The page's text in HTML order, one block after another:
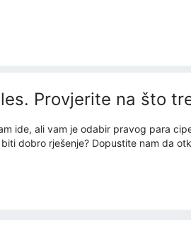
Provjerite na što
ide, ali vam je odabir pravog para
dobro rješenje? Dopustite nam da